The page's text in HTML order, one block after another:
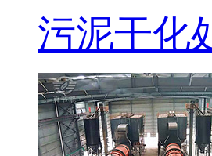
污泥干化